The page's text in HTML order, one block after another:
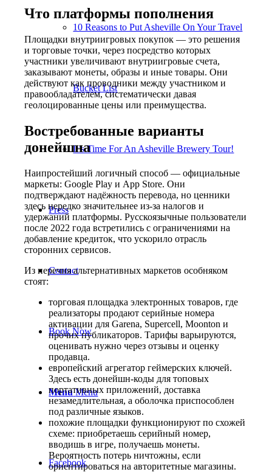
10 Reasons to Put Asheville On Your Travel
Bucket List
It’s Time For An Asheville Brewery Tour!
Press
Contact
Book Now
Menu Menu
Facebook
Что платформы пополнения
Площадки внутриигровых покупок — это решения
и торговые точки, через посредство которых
участники увеличивают внутриигровые счета,
заказывают монеты, образы и иные товары. Они
действуют как проводники между участником и
правообладателем, систематически давая
геолоцированные цены или преимущества.
Востребованные варианты
донейшна
Наипростейший логичный способ — официальные
маркеты: Google Play и App Store. Они
подтверждают надёжность перевода, но ценники
здесь нередко значительнее из-за налогов и
удержаний платформы. Русскоязычные пользователи
после 2022 года встретились с ограничениями на
добавление кредиток, что ускорило отрасль
сторонних сервисов.
Из перечня альтернативных маркетов особняком
стоят:
торговая площадка электронных товаров, где
реализаторы продают серийные номера
активации для Garena, Supercell, Moonton и
прочих публикаторов. Тарифы варьируются,
оценивать нужно через отзывы и оценку
продавца.
европейский агрегатор геймерских ключей.
Здесь есть донейшн-коды для топовых
портативных приложений, доставка
незамедлительная, а оболочка приспособлен
под различные языков.
похожие площадки функционируют по схожей
схеме: приобретаешь серийный номер,
вводишь в игре, получаешь монеты.
Вероятность потерь ничтожны, если
ориентироваться на авторитетные магазины.